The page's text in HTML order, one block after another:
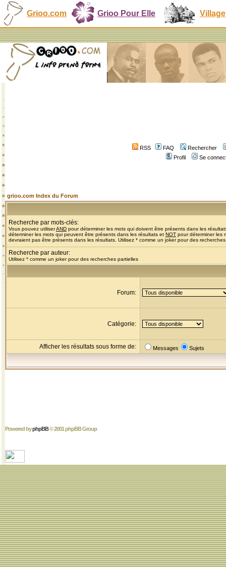
Grioo.com Grioo Pour Elle Village
RSS FAQ
Rechercher
Profil
Se
grioo.com Index du Forum
Recherche par mots-clés:
Vous pouvez utiliserAND pour déterminer les mots qui doivent être présents dans les
déterminer les mots qui peuvent être présents dans les résultats et NOT pour déterminer les
devraient pas être présents dans les résultats. Utilisez * comme un joker pour des
Recherche par auteur:
Utilisez * comme un joker pour des recherches partielles
Forum:
Catégorie:
Afficher les résultats sous forme de: Messages Sujets
Powered byphpBB© 2001 phpBB Group